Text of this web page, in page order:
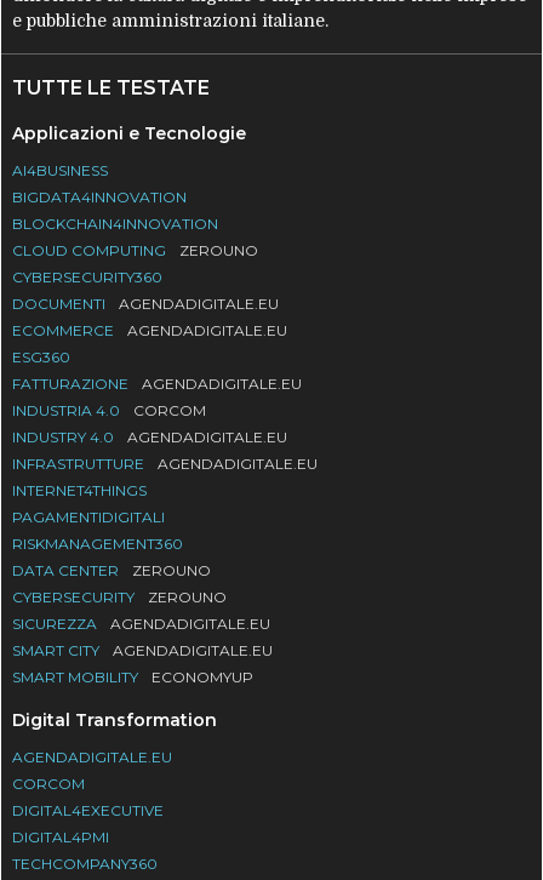
e pubbliche amministrazioni italiane.
TUTTE LE TESTATE
Applicazioni e Tecnologie
AI4BUSINESS
BIGDATA4INNOVATION
BLOCKCHAIN4INNOVATION
CLOUD COMPUTING
ZEROUNO
CYBERSECURITY360
DOCUMENTI
AGENDADIGITALE.EU
ECOMMERCE
AGENDADIGITALE.EU
ESG360
FATTURAZIONE
AGENDADIGITALE.EU
INDUSTRIA 4.0
CORCOM
INDUSTRY 4.0
AGENDADIGITALE.EU
INFRASTRUTTURE
AGENDADIGITALE.EU
INTERNET4THINGS
PAGAMENTIDIGITALI
RISKMANAGEMENT360
DATA CENTER
ZEROUNO
CYBERSECURITY
ZEROUNO
SICUREZZA
AGENDADIGITALE.EU
SMART CITY
AGENDADIGITALE.EU
SMART MOBILITY
ECONOMYUP
Digital Transformation
AGENDADIGITALE.EU
CORCOM
DIGITAL4EXECUTIVE
DIGITAL4PMI
TECHCOMPANY360